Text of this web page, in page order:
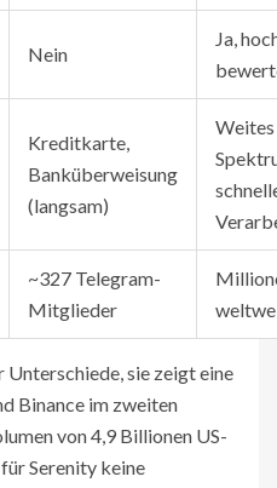
Nein
Ja,
Kreditkarte,
Banküberweisung
(langsam)
Weites
~327 Telegram-
Mitglieder
sie zeigt eine
Binance im zweiten
von 4,9 Billionen US-
Serenity keine